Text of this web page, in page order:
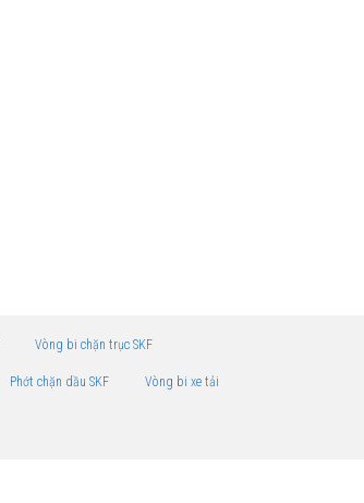
Vòng bi chặn trục SKF
Phớt chặn dầu SKF Vòng bi xe tải